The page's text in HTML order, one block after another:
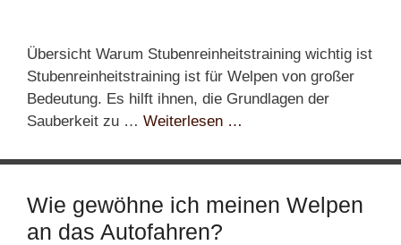
Übersicht Warum Stubenreinheitstraining wichtig ist
Stubenreinheitstraining ist für Welpen von großer
Bedeutung. Es hilft ihnen, die Grundlagen der
Sauberkeit zu … Weiterlesen …
Wie gewöhne ich meinen Welpen
an das Autofahren?